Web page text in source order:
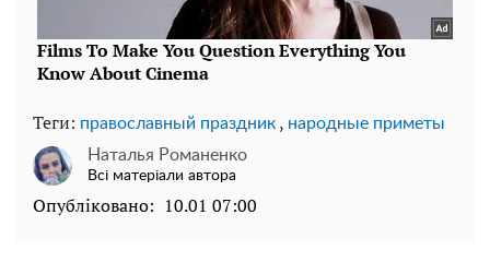
Теги: православный праздник , народные приметы
Наталья Романенко
Всі матеріали автора
Опубліковано: 10.01 07:00